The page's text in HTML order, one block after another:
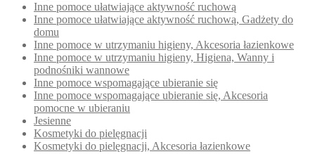
Inne pomoce ułatwiające aktywność ruchową
Inne pomoce ułatwiające aktywność ruchową, Gadżety do
domu
Inne pomoce w utrzymaniu higieny, Akcesoria łazienkowe
Inne pomoce w utrzymaniu higieny, Higiena, Wanny i
podnośniki wannowe
Inne pomoce wspomagające ubieranie się
Inne pomoce wspomagające ubieranie się, Akcesoria
pomocne w ubieraniu
Jesienne
Kosmetyki do pielęgnacji
Kosmetyki do pielęgnacji, Akcesoria łazienkowe